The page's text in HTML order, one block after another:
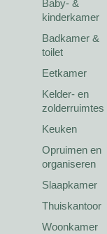
Baby- &
kinderkamer
Badkamer &
toilet
Eetkamer
Kelder- en
zolderruimtes
Keuken
Opruimen en
organiseren
Slaapkamer
Thuiskantoor
Woonkamer